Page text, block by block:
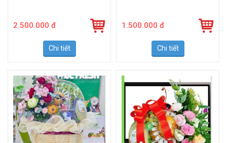
2.500.000 đ
Chi tiết
1.500.000 đ
Chi tiết